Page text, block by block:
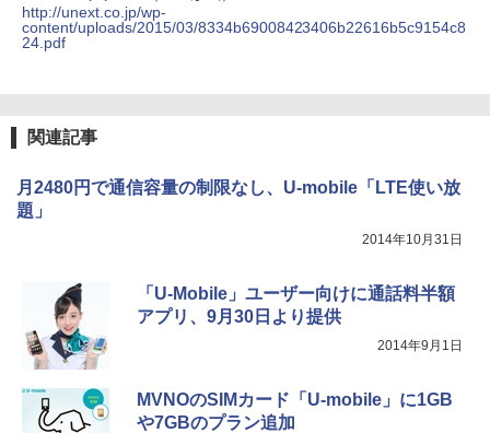
http://unext.co.jp/wp-
content/uploads/2015/03/8334b69008423406b22616b5c9154c8
24.pdf
関連記事
月2480円で通信容量の制限なし、U-mobile「LTE使い放
題」
2014年10月31日
「U-Mobile」ユーザー向けに通話料半額
アプリ、9月30日より提供
2014年9月1日
MVNOのSIMカード「U-mobile」に1GB
や7GBのプラン追加